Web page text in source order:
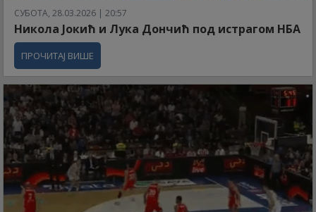
СУБОТА, 28.03.2026 | 20:57
Никола Јокић и Лука Дончић под истрагом НБА
ПРОЧИТАЈ ВИШЕ